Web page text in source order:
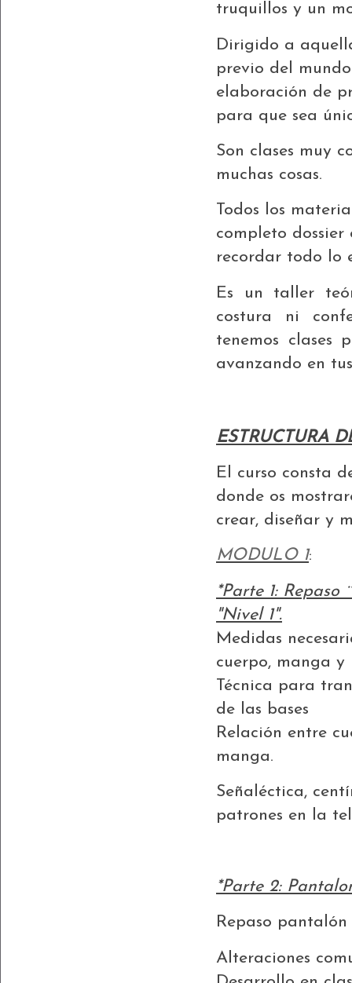
truquillos y un
Dirigido a
previo del
elaboración de
para que sea
Son clases muy
muchas cosas.
Todos los
completo
recordar todo lo
Es un taller
costura ni
tenemos clases
avanzando en
ESTRUCTURA
El curso consta
donde os
crear, diseñar y
MODULO 1:
*Parte 1:
"Nivel 1".
Medidas
cuerpo, manga y
Técnica para
de las bases
Relación entre
manga.
Señaléctica,
patrones en la
*Parte 2:
Repaso pantalón
Alteraciones